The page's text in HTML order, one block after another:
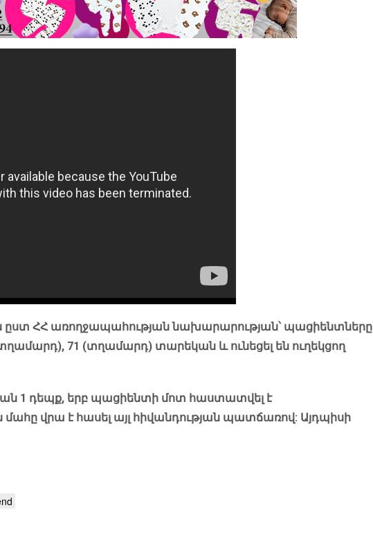
ըստ ՀՀ առողջապահության նախարարության՝ պացիենտները
71 (տղամարդ) տարեկան և ունեցել են ուղեկցող
1 դեպք, երբ պացիենտի մոտ հաստատվել է
վրա է հասել այլ հիվանդության պատճառով: Այդպիսի